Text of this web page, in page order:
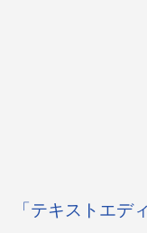
「テキストエデ